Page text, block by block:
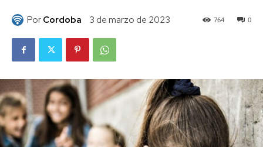
Por Cordoba 3 de marzo de 2023 0
764